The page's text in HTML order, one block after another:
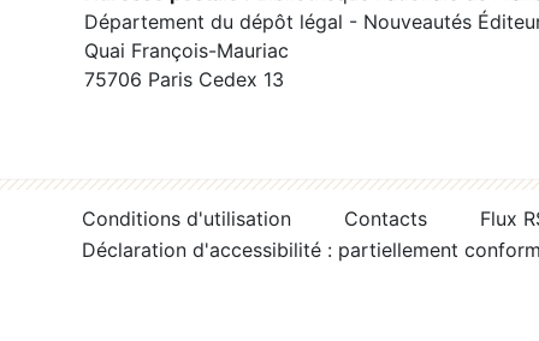
Département du dépôt légal - Nouveautés
Quai François-Mauriac
75706 Paris Cedex 13
Conditions d'utilisation Contacts
Flux
Déclaration d'accessibilité : partiellement